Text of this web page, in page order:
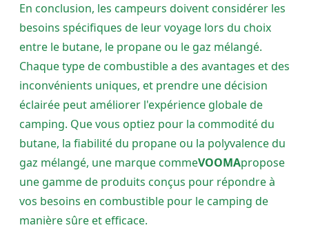
En conclusion, les campeurs doivent considérer les
besoins spécifiques de leur voyage lors du choix
entre le butane, le propane ou le gaz mélangé.
Chaque type de combustible a des avantages et des
inconvénients uniques, et prendre une décision
éclairée peut améliorer l'expérience globale de
camping. Que vous optiez pour la commodité du
butane, la fiabilité du propane ou la polyvalence du
gaz mélangé, une marque commeVOOMApropose
une gamme de produits conçus pour répondre à
vos besoins en combustible pour le camping de
manière sûre et efficace.